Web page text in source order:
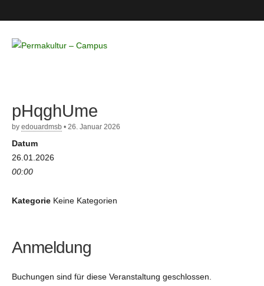
– Campus
pHqghUme
by edouardmsb • 26. Januar 2026
Datum
26.01.2026
00:00
Kategorie Keine Kategorien
Anmeldung
Buchungen sind für diese Veranstaltung geschlossen.